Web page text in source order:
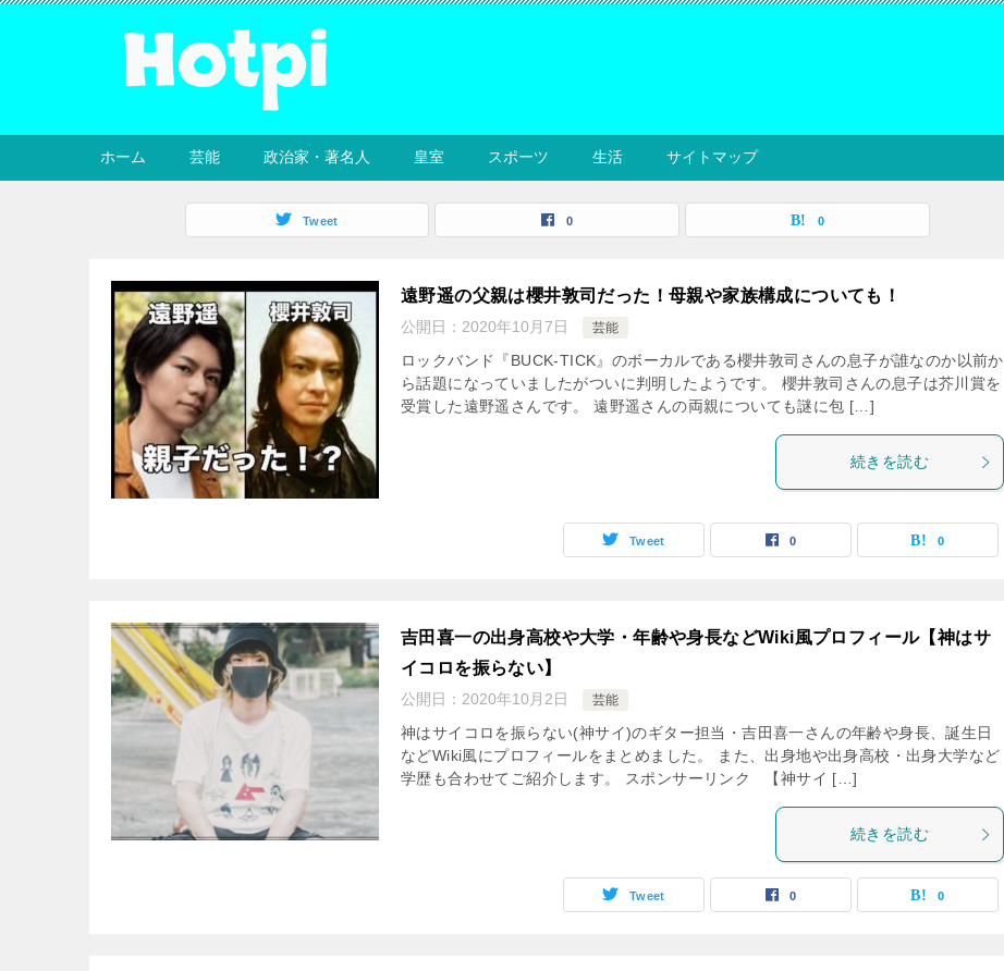
ホーム 芸能 政治家・著名人 皇室 スポーツ 生活 サイトマップ
Tweet 0 0
遠野遥の父親は櫻井敦司だった！母親や家族構成についても！
公開日： 2020年10月7日 芸能
ロックバンド『BUCK-TICK』のボーカルである櫻井敦司さんの息子が誰なのか以前か
ら話題になっていましたがついに判明したようです。 櫻井敦司さんの息子は芥川賞を
受賞した遠野遥さんです。 遠野遥さんの両親についても謎に包 […]
続きを読む
Tweet 0 0
吉田喜一の出身高校や大学・年齢や身長などWiki風プロフィール【神はサ
イコロを振らない】
公開日： 2020年10月2日 芸能
神はサイコロを振らない(神サイ)のギター担当・吉田喜一さんの年齢や身長、誕生日
などWiki風にプロフィールをまとめました。 また、出身地や出身高校・出身大学など
学歴も合わせてご紹介します。 スポンサーリンク 【神サイ […]
続きを読む
Tweet 0 0